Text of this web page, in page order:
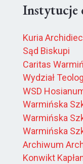
Instytucje
Kuria
Sąd Biskupi
Caritas
Wydział
WSD
Warmińska
Warmińska
Warmińska
Archiwum
Konwikt